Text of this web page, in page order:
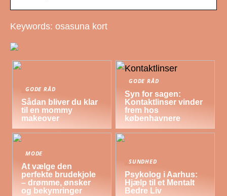
Keywords: osasuna kort
GODE RÅD
Sådan bliver du klar
til en mommy
makeover
GODE RÅD
Syn for sagen:
Kontaktlinser vinder
frem hos
københavnere
MODE
At vælge den
perfekte brudekjole
– drømme, ønsker
og bekymringer
SUNDHED
Psykolog i Aarhus:
Hjælp til et Mentalt
Bedre Liv